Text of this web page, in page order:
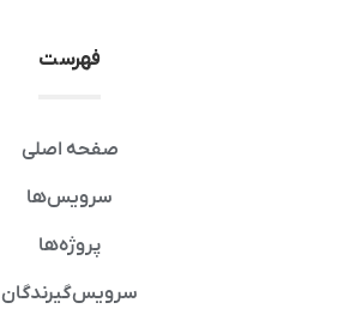
فهرست
صفحه اصلی
سرویس‌ها
پروژه‌ها
سرویس‌گیرندگان